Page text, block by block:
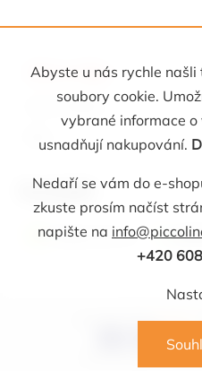
Abyste u nás rychle
soubory cookie.
vybrané informace
usnadňují nakupování.
Nedaří se vám do e-
zkuste prosím načíst
napište na
+420
Akce a tipy
Akční nabídka
Kontakt
info@piccolino.cz 608
Copyright 2026Picollino.